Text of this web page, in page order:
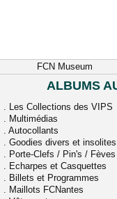
FCN Museum
ALBUMS
. Les Collections des VIPS
. Multimédias
. Autocollants
. Goodies divers et
. Porte-Clefs / Pin's /
. Echarpes et Casquettes
. Billets et Programmes
. Maillots FCNantes